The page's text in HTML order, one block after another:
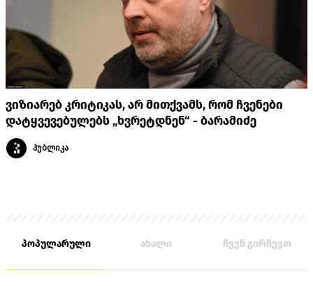
ვიზიარებ კრიტიკას, არ მითქვამს, რომ ჩვენები
დატყვევებულებს „ხვრეტდნენ“ - ბარამიძე
პუბლიკა
პოპულარული ახალი ჩვენ გირჩევთ